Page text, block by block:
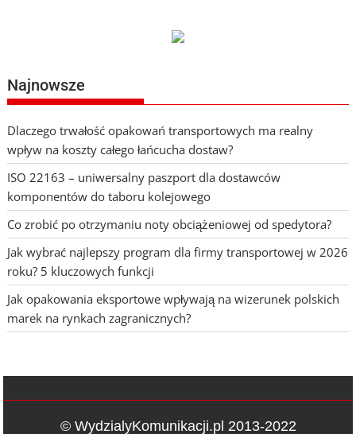
Najnowsze
Dlaczego trwałość opakowań transportowych ma realny
wpływ na koszty całego łańcucha dostaw?
ISO 22163 – uniwersalny paszport dla dostawców
komponentów do taboru kolejowego
Co zrobić po otrzymaniu noty obciążeniowej od spedytora?
Jak wybrać najlepszy program dla firmy transportowej w 2026
roku? 5 kluczowych funkcji
Jak opakowania eksportowe wpływają na wizerunek polskich
marek na rynkach zagranicznych?
© WydzialyKomunikacji.pl 2013-2022